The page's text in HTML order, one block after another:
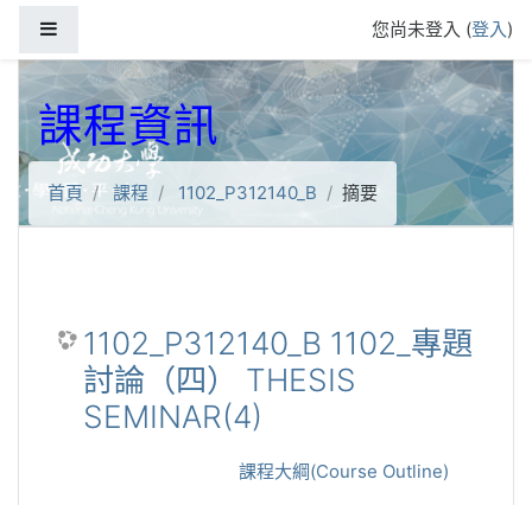
您尚未登入 (登入)
課程資訊
首頁 課程 1102_P312140_B 摘要
1102_P312140_B 1102_專題
討論（四） THESIS
SEMINAR(4)
課程大綱(Course Outline)